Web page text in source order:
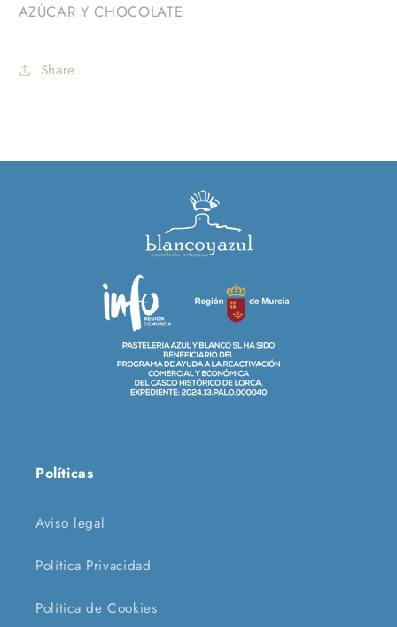
AZÚCAR Y CHOCOLATE
Share
Políticas
Aviso legal
Política Privacidad
Política de Cookies